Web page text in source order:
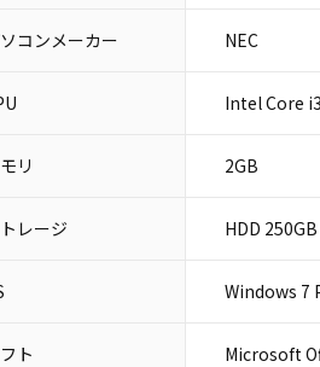
コンメーカー NEC
Intel Core
リ 2GB
レージ HDD 250GB
Windows 7
ト Microsoft